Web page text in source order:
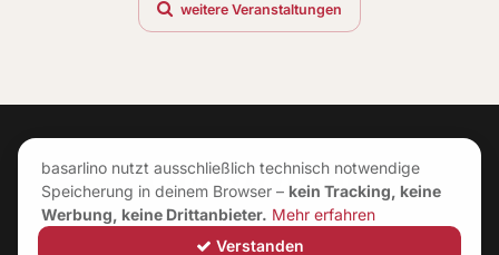
weitere Veranstaltungen
basarlino nutzt ausschließlich technisch notwendige
Speicherung in deinem Browser – kein Tracking, keine
Werbung, keine Drittanbieter. Mehr erfahren
Verstanden